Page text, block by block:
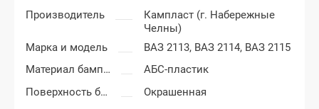
Производитель
Кампласт (г. Набережные
Челны)
Марка и модель
ВАЗ 2113, ВАЗ 2114, ВАЗ 2115
Материал бампера
АБС-пластик
Поверхность бампера
Окрашенная